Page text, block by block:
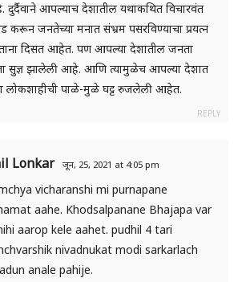
दुर्दैवाने आपल्याच देशातील यथाकथित विचारवंत
करून जनतेच्या मनात संभ्रम पसरविण्याचा प्रयत्न
दिसत आहेत. पण आपल्या देशातील जनता
सुज्ञ झालेली आहे. आणि त्यामुळेच आपल्या देशात
लोकशाहीची पाळे-मुळे घट्ट रुजलेली आहेत.
REPLY
Lonkar जून, 25, 2021 at 4:05 pm
vicharanshi mi purnapane
aahe. Khodsalpanane Bhajapa var
aarop kele aahet. pudhil 4 tari
nivadnukat modi sarkarlach
anale pahije.